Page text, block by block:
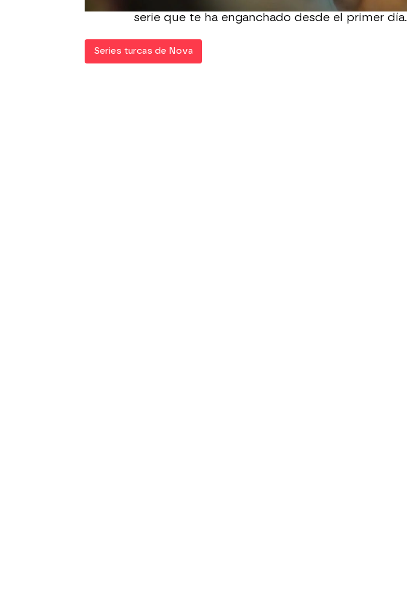
Nova con un nuevo capítulo de estreno de
serie que te ha enganchado desde el primer día.
Series turcas de Nova